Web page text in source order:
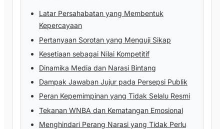
Latar Persahabatan yang Membentuk
Kepercayaan
Pertanyaan Sorotan yang Menguji Sikap
Kesetiaan sebagai Nilai Kompetitif
Dinamika Media dan Narasi Bintang
Dampak Jawaban Jujur pada Persepsi Publik
Peran Kepemimpinan yang Tidak Selalu Resmi
Tekanan WNBA dan Kematangan Emosional
Menghindari Perang Narasi yang Tidak Perlu